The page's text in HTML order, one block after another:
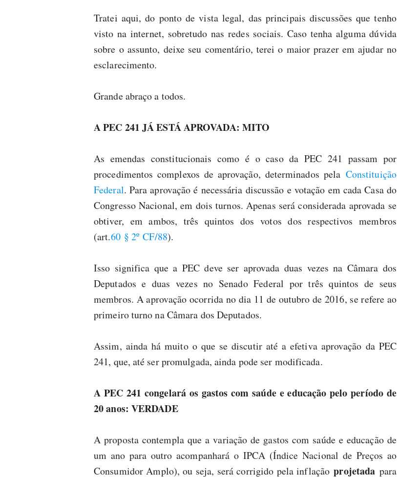
Tratei aqui, do ponto de vista legal, das principais discussões que tenho
visto na internet, sobretudo nas redes sociais. Caso tenha alguma dúvida
sobre o assunto, deixe seu comentário, terei o maior prazer em ajudar no
esclarecimento.
Grande abraço a todos.
A PEC 241 JÁ ESTÁ APROVADA: MITO
As emendas constitucionais como é o caso da PEC 241 passam por
procedimentos complexos de aprovação, determinados pela Constituição
Federal. Para aprovação é necessária discussão e votação em cada Casa do
Congresso Nacional, em dois turnos. Apenas será considerada aprovada se
obtiver, em ambos, três quintos dos votos dos respectivos membros
(art.60 § 2º CF/88).
Isso significa que a PEC deve ser aprovada duas vezes na Câmara dos
Deputados e duas vezes no Senado Federal por três quintos de seus
membros. A aprovação ocorrida no dia 11 de outubro de 2016, se refere ao
primeiro turno na Câmara dos Deputados.
Assim, ainda há muito o que se discutir até a efetiva aprovação da PEC
241, que, até ser promulgada, ainda pode ser modificada.
A PEC 241 congelará os gastos com saúde e educação pelo período de
20 anos: VERDADE
A proposta contempla que a variação de gastos com saúde e educação de
um ano para outro acompanhará o IPCA (Índice Nacional de Preços ao
Consumidor Amplo), ou seja, será corrigido pela inflaçãoprojetada para